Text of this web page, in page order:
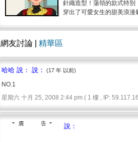
針織造型！蕩領的款式特
穿出了可愛女生的甜美浪
網友討論 | 精華區
哈哈 說： 說： (17 年 以前)
NO.1
星期六 十月 25, 2008 2:44 pm ( 1 樓 , IP:
說：